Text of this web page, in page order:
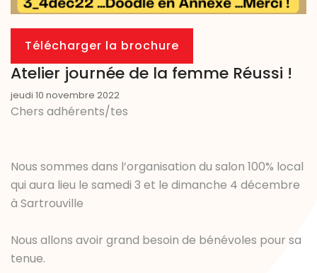
Télécharger la brochure
Atelier journée de la femme Réussi !
jeudi 10 novembre 2022
Chers adhérents/tes
Nous sommes dans l’organisation du salon 100% local
qui aura lieu le samedi 3 et le dimanche 4 décembre
à Sartrouville
Nous allons avoir grand besoin de bénévoles pour sa
tenue.